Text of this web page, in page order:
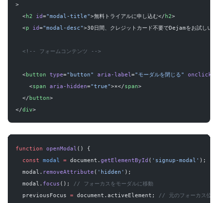
>
  <
h2 id="modal-title">無料トライアルに申し込む</ h2>
  <
p id="modal-desc">30日間、クレジットカード不要でDejamをお試しい
  <!-- フォームコンテンツ -->
  <
button type="button" aria-label="モーダルを閉じる" onclick
    <
span aria-hidden="true">×</span>
  </
button>
</div>
function openModal () {
  const
modal = document. getElementById ( 'signup-modal' );
  modal.
removeAttribute ( 'hidden' );
  modal.
focus (); // フォーカスをモーダルに移動
  previousFocus
= document.activeElement; // 元のフォーカス位置